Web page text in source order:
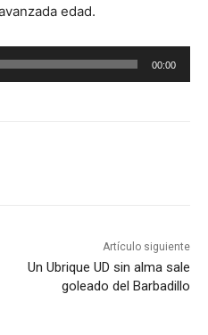
edad.
00:00
Artículo siguiente
Un Ubrique UD sin alma sale
goleado del Barbadillo